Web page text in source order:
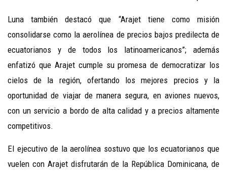
Luna también destacó que “Arajet tiene como misión
consolidarse como la aerolínea de precios bajos predilecta de
ecuatorianos y de todos los latinoamericanos”; además
enfatizó que Arajet cumple su promesa de democratizar los
cielos de la región, ofertando los mejores precios y la
oportunidad de viajar de manera segura, en aviones nuevos,
con un servicio a bordo de alta calidad y a precios altamente
competitivos.
El ejecutivo de la aerolínea sostuvo que los ecuatorianos que
vuelen con Arajet disfrutarán de la República Dominicana, de